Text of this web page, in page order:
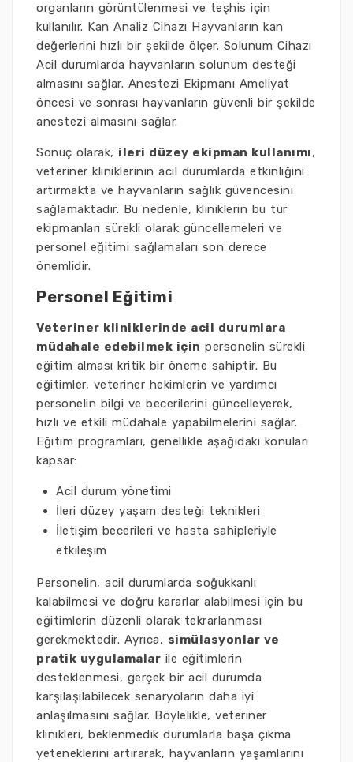
organların görüntülenmesi ve teşhis için
kullanılır. Kan Analiz Cihazı Hayvanların kan
değerlerini hızlı bir şekilde ölçer. Solunum Cihazı
Acil durumlarda hayvanların solunum desteği
almasını sağlar. Anestezi Ekipmanı Ameliyat
öncesi ve sonrası hayvanların güvenli bir şekilde
anestezi almasını sağlar.
Sonuç olarak, ileri düzey ekipman kullanımı,
veteriner kliniklerinin acil durumlarda etkinliğini
artırmakta ve hayvanların sağlık güvencesini
sağlamaktadır. Bu nedenle, kliniklerin bu tür
ekipmanları sürekli olarak güncellemeleri ve
personel eğitimi sağlamaları son derece
önemlidir.
Personel Eğitimi
Veteriner kliniklerinde acil durumlara
müdahale edebilmek için personelin sürekli
eğitim alması kritik bir öneme sahiptir. Bu
eğitimler, veteriner hekimlerin ve yardımcı
personelin bilgi ve becerilerini güncelleyerek,
hızlı ve etkili müdahale yapabilmelerini sağlar.
Eğitim programları, genellikle aşağıdaki konuları
kapsar:
Acil durum yönetimi
İleri düzey yaşam desteği teknikleri
İletişim becerileri ve hasta sahipleriyle
etkileşim
Personelin, acil durumlarda soğukkanlı
kalabilmesi ve doğru kararlar alabilmesi için bu
eğitimlerin düzenli olarak tekrarlanması
gerekmektedir. Ayrıca, simülasyonlar ve
pratik uygulamalar ile eğitimlerin
desteklenmesi, gerçek bir acil durumda
karşılaşılabilecek senaryoların daha iyi
anlaşılmasını sağlar. Böylelikle, veteriner
klinikleri, beklenmedik durumlarla başa çıkma
yeteneklerini artırarak, hayvanların yaşamlarını